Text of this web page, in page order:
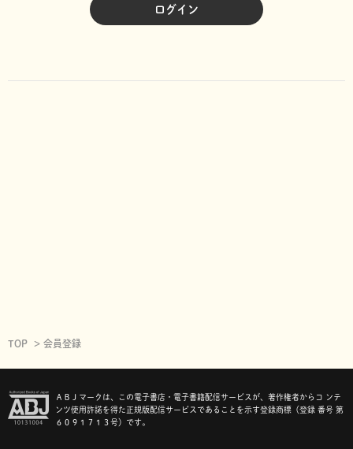
ログイン
TOP 会員登録
ＡＢＪマークは、この電子書店・電子書籍配信サービスが、著作権者からコ ンテ
ンツ使用許諾を得た正規版配信サービスであることを示す登録商標（登録 番号 第
６０９１７１３号）です。